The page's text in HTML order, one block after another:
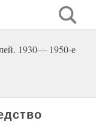
1930— 1950-е